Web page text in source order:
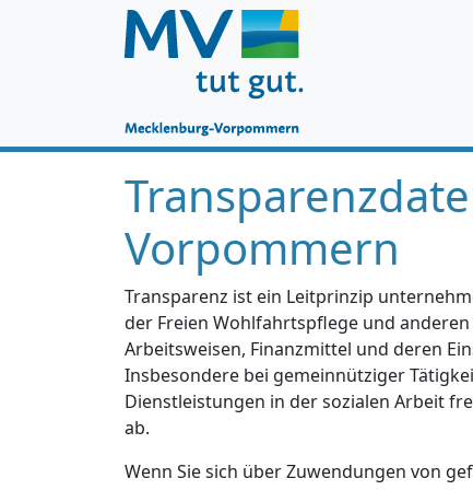
Vorpommern
Transparenz ist ein Leitprinzip
der Freien Wohlfahrtspflege und
Arbeitsweisen, Finanzmittel und deren
Insbesondere bei gemeinnütziger
Dienstleistungen in der sozialen Arbeit
ab.
Wenn Sie sich über Zuwendungen von